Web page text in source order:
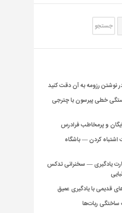
نوشتن رزومه به آن دقت کنید
خطی پیرسون با چترجی
و پرمخاطب فرادرس
کردن — باشگاه
یادگیری — سخنرانی تدکس
قدیمی با یادگیری عمیق
ساختگی ربات‌ها